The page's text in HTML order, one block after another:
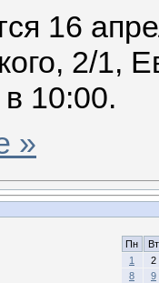
16
2/1,
10:00.
»
Пн
Вт
1
2
8
9